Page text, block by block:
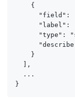
    {
"field":
"label":
"type":
    }
  ],
  ...
}